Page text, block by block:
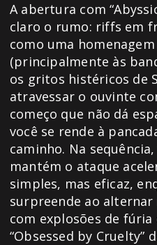
A abertura com
claro o rumo: riffs em
como uma
(principalmente às
os gritos histéricos de
atravessar o ouvinte
começo que não dá
você se rende à
caminho. Na sequência,
mantém o ataque
simples, mas eficaz,
surpreende ao
com explosões de
“Obsessed by Cruelty”